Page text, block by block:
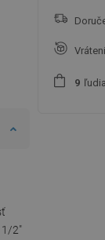
1/2"
9 ľudia